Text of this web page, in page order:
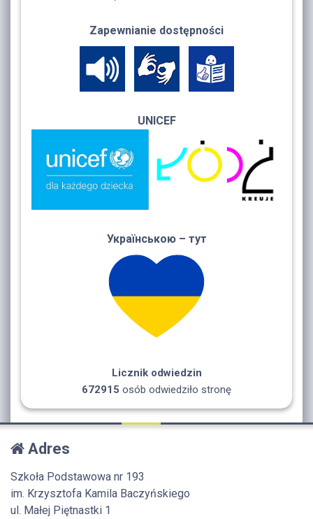
Zapewnianie dostępności
UNICEF
Українською – тут
Licznik odwiedzin
672915 osób odwiedziło stronę
Adres
Szkoła Podstawowa nr 193
im. Krzysztofa Kamila Baczyńskiego
ul. Małej Piętnastki 1